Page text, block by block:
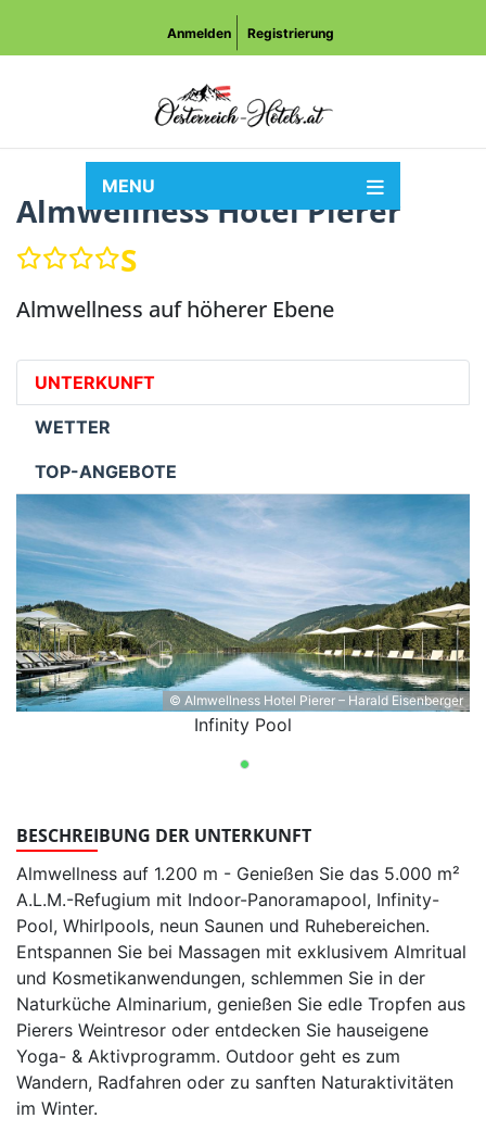
Anmelden Registrierung
MENU
Almwellness Hotel Pierer
S
Almwellness auf höherer Ebene
UNTERKUNFT
WETTER
TOP-ANGEBOTE
© Almwellness Hotel Pierer – Harald Eisenberger
Infinity Pool
BESCHREIBUNG DER UNTERKUNFT
Almwellness auf 1.200 m - Genießen Sie das 5.000 m²
A.L.M.-Refugium mit Indoor-Panoramapool, Infinity-
Pool, Whirlpools, neun Saunen und Ruhebereichen.
Entspannen Sie bei Massagen mit exklusivem Almritual
und Kosmetikanwendungen, schlemmen Sie in der
Naturküche Alminarium, genießen Sie edle Tropfen aus
Pierers Weintresor oder entdecken Sie hauseigene
Yoga- & Aktivprogramm. Outdoor geht es zum
Wandern, Radfahren oder zu sanften Naturaktivitäten
im Winter.